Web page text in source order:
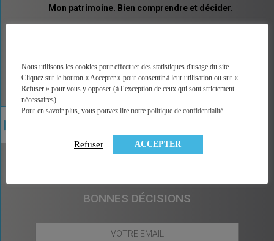
Mon patrimoine. Bien comprendre et décider.
direct à la bonne information, à une analyse factuelle
de plus de 350 contrats du marché, et sans arrière
pensée car MINGZI ne vend ni conseil ni placement.
MINGZI existe pour éclairer votre route, pour vous
rendre le choix et la décision plus faciles et plus
sereins.
SAVOIR POUR PRENDRE LES
BONNES DÉCISIONS
Nous utilisons les cookies pour effectuer des statistiques d'usage du site.
Cliquez sur le bouton « Accepter » pour consentir à leur utilisation ou sur «
Refuser » pour vous y opposer (à l’exception de ceux qui sont strictement
nécessaires).
Pour en savoir plus, vous pouvez lire notre politique de confidentialité
Refuser ACCEPTER